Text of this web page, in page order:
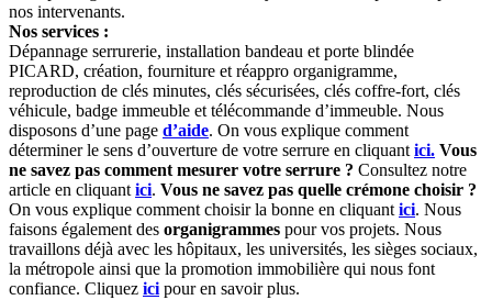
nos intervenants.
Nos services :
Dépannage serrurerie, installation bandeau et porte blindée
PICARD, création, fourniture et réappro organigramme,
reproduction de clés minutes, clés sécurisées, clés coffre-fort, clés
véhicule, badge immeuble et télécommande d’immeuble. Nous
disposons d’une page d’aide. On vous explique comment
déterminer le sens d’ouverture de votre serrure en cliquant ici. Vous
ne savez pas comment mesurer votre serrure ? Consultez notre
article en cliquant ici. Vous ne savez pas quelle crémone choisir ?
On vous explique comment choisir la bonne en cliquant ici. Nous
faisons également des organigrammes pour vos projets. Nous
travaillons déjà avec les hôpitaux, les universités, les sièges sociaux,
la métropole ainsi que la promotion immobilière qui nous font
confiance. Cliquez ici pour en savoir plus.